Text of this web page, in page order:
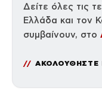
Δείτε όλες τις
Ελλάδα και τον
συμβαίνουν, στο
ΑΚΟΛΟΥΘΗΣΤΕ